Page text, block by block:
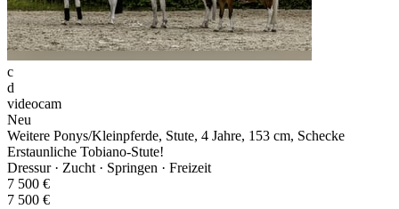
c
d
videocam
Neu
Weitere Ponys/Kleinpferde, Stute, 4 Jahre, 153 cm, Schecke
Erstaunliche Tobiano-Stute!
Dressur · Zucht · Springen · Freizeit
7 500 €
7 500 €